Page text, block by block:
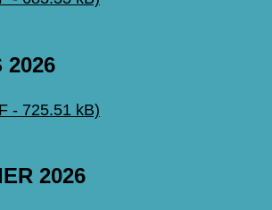
2026
- 725.51 kB)
2026